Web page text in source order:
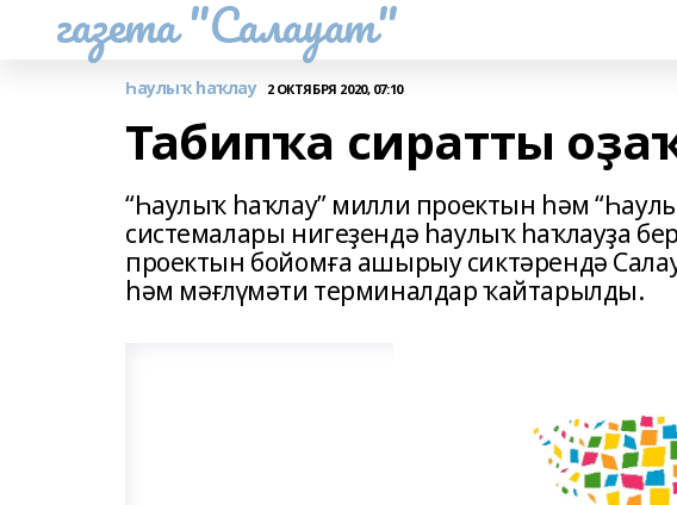
газета "Салауат"
Һаулыҡ һаҡлау 2 ОКТЯБРЯ 2020, 07:10
Табипҡа сиратты
“Һаулыҡ һаҡлау” милли проектын һәм
системалары нигеҙендә һаулыҡ һаҡлауҙа
проектын бойомға ашырыу сиктәрендә
һәм мәғлүмәти терминалдар ҡайтарылды.